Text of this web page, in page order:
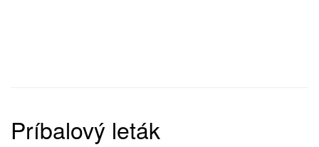
Príbalový leták